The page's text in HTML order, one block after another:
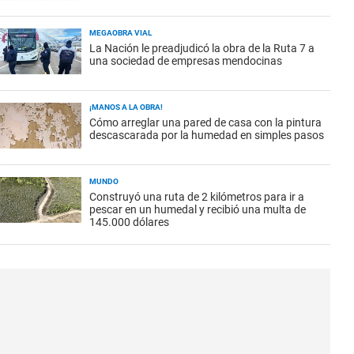
MEGAOBRA VIAL
La Nación le preadjudicó la obra de la Ruta 7 a
una sociedad de empresas mendocinas
¡MANOS A LA OBRA!
Cómo arreglar una pared de casa con la pintura
descascarada por la humedad en simples pasos
MUNDO
Construyó una ruta de 2 kilómetros para ir a
pescar en un humedal y recibió una multa de
145.000 dólares